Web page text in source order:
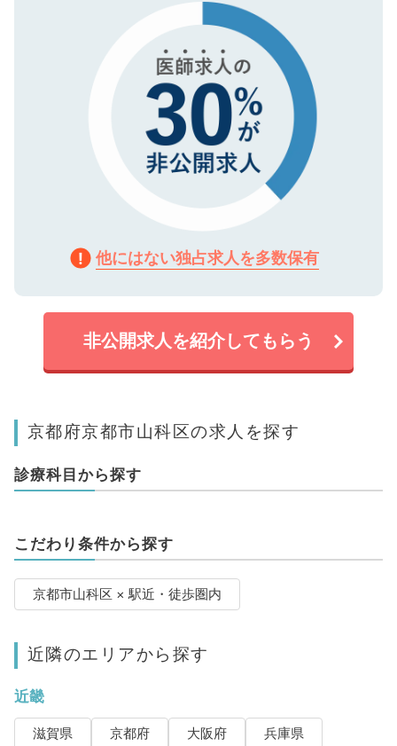
で、機密保持に関してもご安心ください。
他にはない独占求人を多数保有
非公開求人を紹介してもらう
京都府京都市山科区の求人を探す
診療科目から探す
こだわり条件から探す
京都市山科区 × 駅近・徒歩圏内
近隣のエリアから探す
近畿
滋賀県 京都府 大阪府
兵庫県